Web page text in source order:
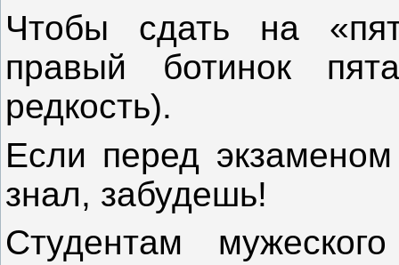
Чтобы сдать на
правый ботинок
редкость).
Если перед
знал, забудешь!
Студентам